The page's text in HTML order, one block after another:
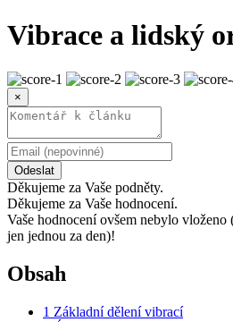
Vibrace a lidský
×
Odeslat
Děkujeme za Vaše podněty.
Děkujeme za Vaše hodnocení.
Vaše hodnocení ovšem nebylo
jen jednou za den)!
Obsah
1 Základní dělení vibrací